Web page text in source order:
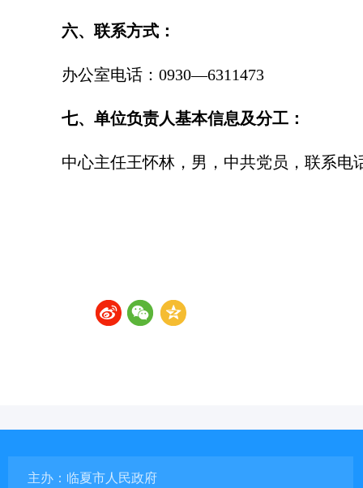
六、联系方式：
办公室电话：0930—6311473
七、单位负责人基本信息及分工：
中心主任王怀林，男，中共党员，联系电
主办：临夏市人民政府